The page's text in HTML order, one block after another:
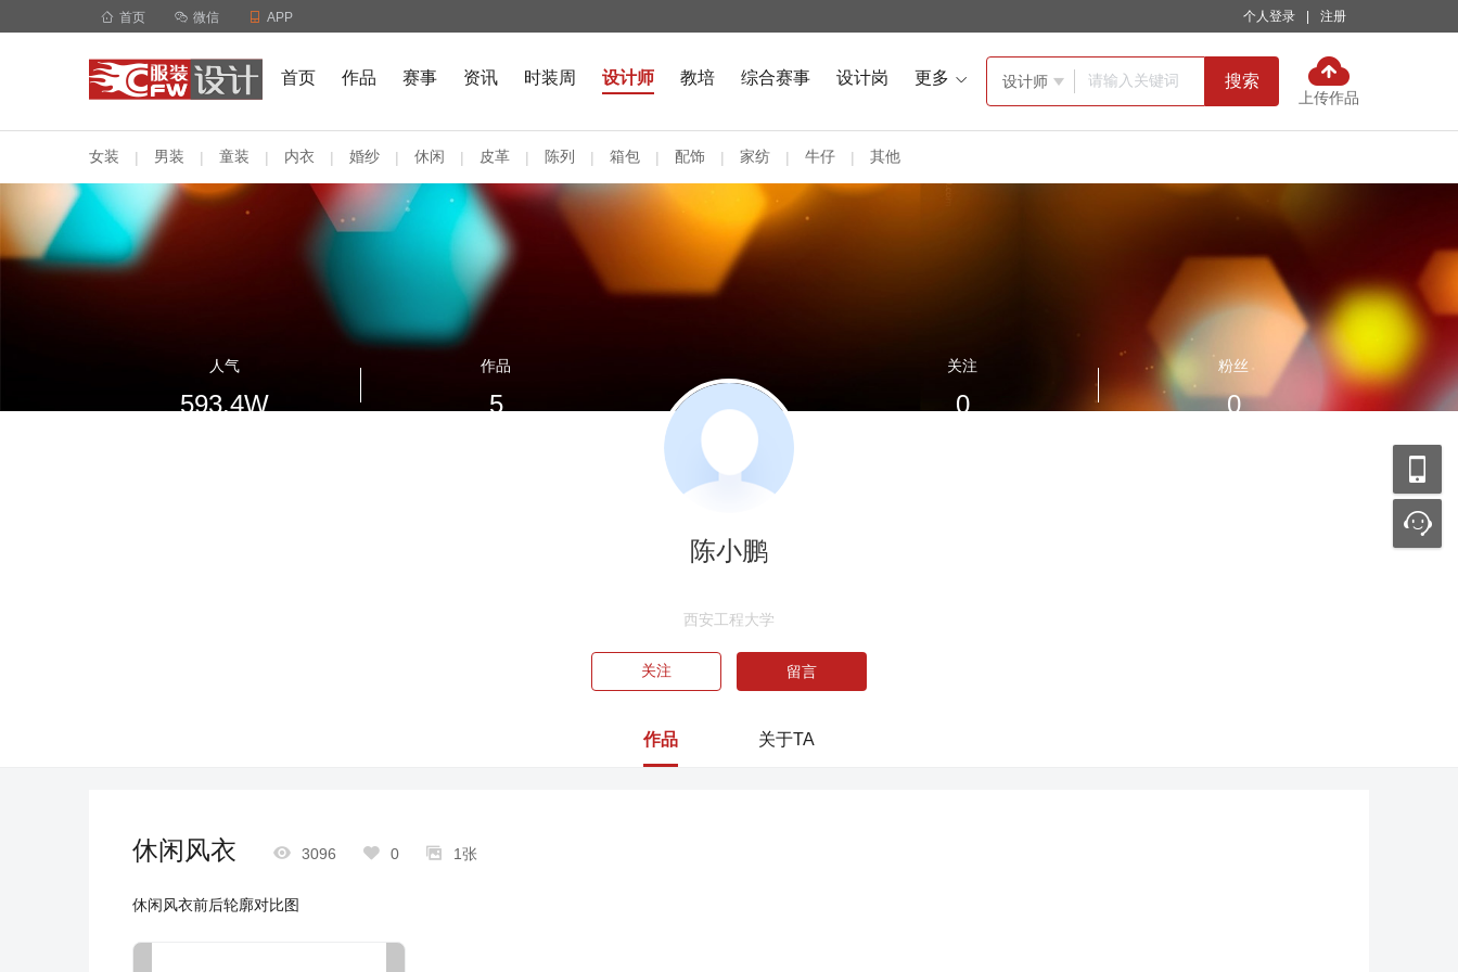
 首页  微信  APP 个人登录 注册
首页 作品 赛事 资讯 时装周 设计师 教培 综合赛事 设计岗 更多  设计师  搜索
上传作品
女装 | 男装 | 童装 | 内衣 | 婚纱 | 休闲 | 皮革 | 陈列 | 箱包 | 配饰 | 家纺 | 牛仔 | 其他
人气
593.4W
作品
5
关注
0
粉丝
0
陈小鹏
西安工程大学
关注 留言
作品 关于TA
休闲风衣  3096  0  1张
休闲风衣前后轮廓对比图